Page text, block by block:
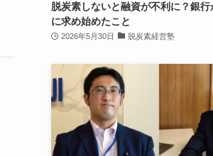
脱炭素しないと融資が不利に？銀
に求め始めたこと
2026年5月30日 脱炭素経営塾